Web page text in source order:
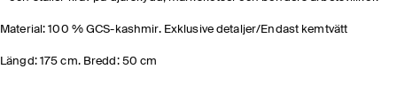
Material: 100 % GCS-kashmir. Exklusive detaljer/Endast kemtvätt
Längd: 175 cm. Bredd: 50 cm